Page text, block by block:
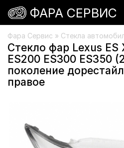
Фара Сервис » Стекла
Стекло фар Lexus ES
ES200 ES300 ES350
поколение
правое
ФАРА СЕРВИС